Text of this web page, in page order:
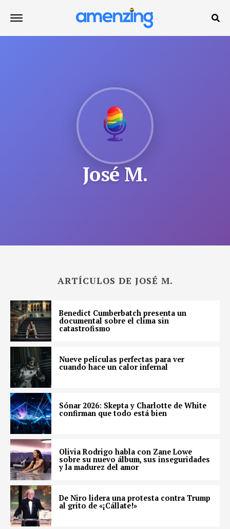
José M.
ARTÍCULOS DE JOSÉ M.
Benedict Cumberbatch presenta un
documental sobre el clima sin
catastrofismo
Nueve películas perfectas para ver
cuando hace un calor infernal
Sónar 2026: Skepta y Charlotte de White
confirman que todo está bien
Olivia Rodrigo habla con Zane Lowe
sobre su nuevo álbum, sus inseguridades
y la madurez del amor
De Niro lidera una protesta contra Trump
al grito de «¡Cállate!»